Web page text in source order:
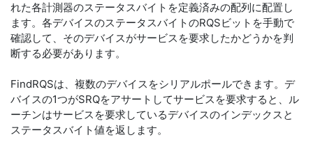
れた各計測器のステータスバイトを定義済みの配列に配置し
ます。各デバイスのステータスバイトのRQSビットを手動で
確認して、そのデバイスがサービスを要求したかどうかを判
断する必要があります。
FindRQSは、複数のデバイスをシリアルポールできます。デ
バイスの1つがSRQをアサートしてサービスを要求すると、ル
ーチンはサービスを要求しているデバイスのインデックスと
ステータスバイト値を返します。